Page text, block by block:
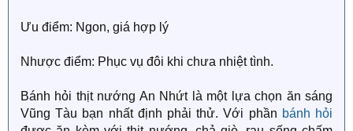
Ưu điểm: Ngon, giá hợp lý
Nhược điểm: Phục vụ đôi khi chưa nhiệt tình.
Bánh hỏi thịt nướng An Nhứt là một lựa chọn ăn sáng
Vũng Tàu bạn nhất định phải thử. Với phần bánh hỏi